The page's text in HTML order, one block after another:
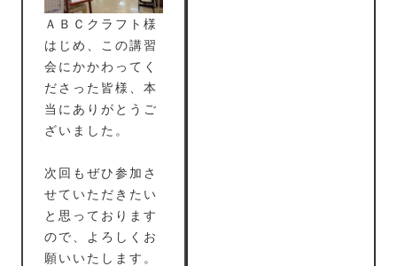
ＡＢＣクラフト様
はじめ、この講習
会にかかわってく
ださった皆様、本
当にありがとうご
ざいました。
次回もぜひ参加さ
せていただきたい
と思っております
ので、よろしくお
願いいたします。